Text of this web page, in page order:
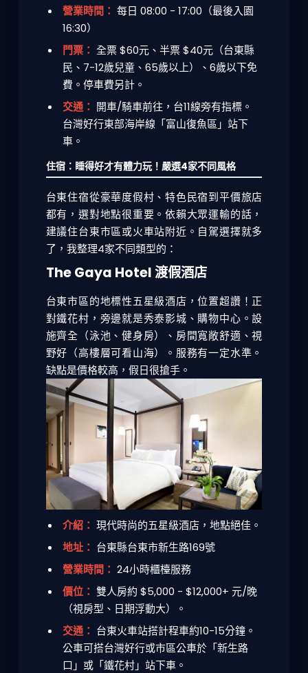
營業時間： 每日 08:00 - 17:00（最後入園
16:30）
門票： 全票 $60元、半票 $40元（台東縣
民、7-12歲兒童、65歲以上）、6歲以下免
費。停車費另計。
交通： 開車/騎車前往，台11線旁有指標。
台灣好行東部海岸線「富山復魚區」站下
車。
住宿：睡得好才有體力玩！嚴選4家不同風格
台東住宿從豪華度假村、特色民宿到平價旅店
都有，選對地點很重要。依賴大眾運輸的話，
建議住台東市區或火車站附近。自駕選擇就多
了，我整理4家不同類型的：
The Gaya Hotel 渡假酒店
台東市區的地標性五星級酒店，位置超讚！正
對鐵花村，旁邊就是秀泰影城、購物中心。設
施齊全（泳池、健身房）、房間寬敞舒適、視
野好（高樓層可看山海）。服務有一定水準。
缺點是價格較高，假日很搶手。
介紹： 現代時尚的五星級酒店，地點絕佳。
地址： 台東縣台東市新生路169號
營業時間： 24小時櫃檯服務
價位： 雙人房約 $5,000 - $12,000+ 元/晚
（視房型、日期浮動大）。
交通： 台東火車站搭計程車約10-15分鐘。
公車可搭台灣好行或市區公車於「新生路
口」或「鐵花村」站下車。